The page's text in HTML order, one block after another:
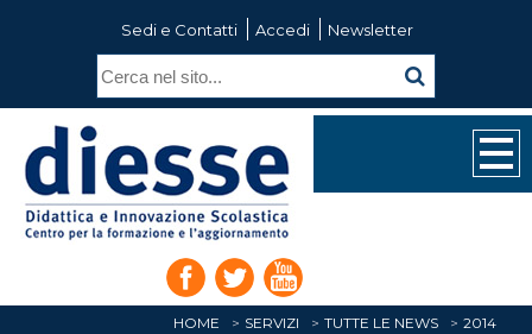
Sedi e Contatti Accedi Newsletter
HOME SERVIZI TUTTE LE NEWS
2014